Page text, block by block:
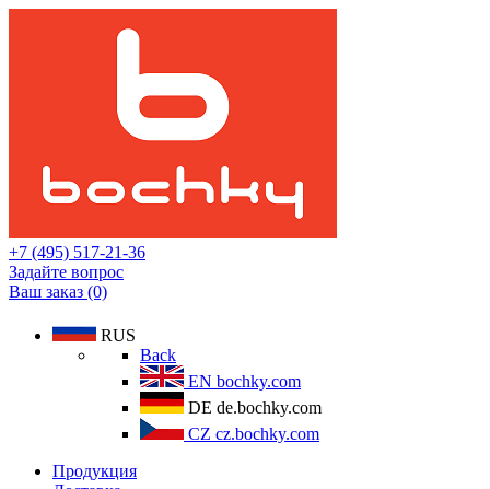
+7 (495) 517-21-36
Задайте вопрос
Ваш заказ (0)
RUS
Back
EN bochky.com
DE de.bochky.com
CZ cz.bochky.com
Продукция